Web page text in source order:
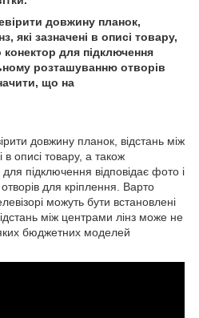
довжину планок,
які зазначені в описі товару,
для підключення
розташуванню отворів
що на
довжину планок, відстань між
в описі товару, а також
підключення відповідає фото і
для кріплення. Варто
можуть бути встановлені
між центрами лінз може не
бюджетних моделей